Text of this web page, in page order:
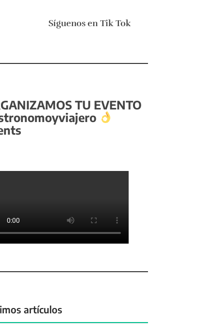
Síguenos en Tik Tok
TU EVENTO
artículos